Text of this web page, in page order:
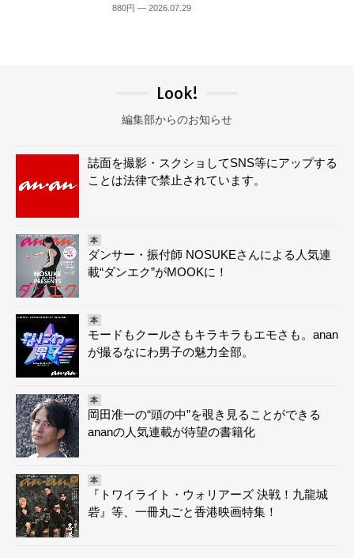
880円 — 2026.07.29
Look!
編集部からのお知らせ
誌面を撮影・スクショしてSNS等にアップする
ことは法律で禁止されています。
本
ダンサー・振付師 NOSUKEさんによる人気連
載“ダンエク”がMOOKに！
本
モードもクールさもキラキラもエモさも。anan
が撮るなにわ男子の魅力全部。
本
岡田准一の“頭の中”を覗き見ることができる
ananの人気連載が待望の書籍化
本
『トワイライト・ウォリアーズ 決戦！九龍城
砦』等、一冊丸ごと香港映画特集！